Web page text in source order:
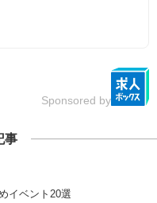
Sponsored by
事
イベント20選